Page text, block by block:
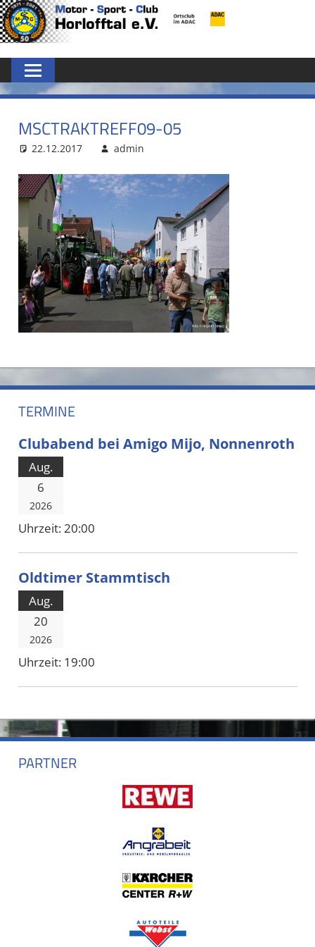
Zum
Inhalt
MSC
HORLOFFTAL
E.V.
MSCTRAKTREFF09-05
22.12.2017 admin
TERMINE
Clubabend bei Amigo Mijo, Nonnenroth
Aug.
6
2026
Uhrzeit: 20:00
Oldtimer Stammtisch
Aug.
20
2026
Uhrzeit: 19:00
PARTNER